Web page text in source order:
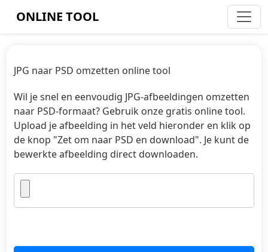
ONLINE TOOL
JPG naar PSD omzetten online tool
Wil je snel en eenvoudig JPG-afbeeldingen omzetten
naar PSD-formaat? Gebruik onze gratis online tool.
Upload je afbeelding in het veld hieronder en klik op
de knop "Zet om naar PSD en download". Je kunt de
bewerkte afbeelding direct downloaden.